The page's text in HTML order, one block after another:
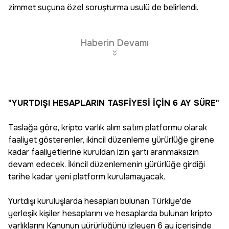
zimmet suçuna özel soruşturma usulü de belirlendi.
Haberin Devamı
"YURTDIŞI HESAPLARIN TASFİYESİ İÇİN 6 AY SÜRE"
Taslağa göre, kripto varlık alım satım platformu olarak
faaliyet gösterenler, ikincil düzenleme yürürlüğe girene
kadar faaliyetlerine kuruldan izin şartı aranmaksızın
devam edecek. İkincil düzenlemenin yürürlüğe girdiği
tarihe kadar yeni platform kurulamayacak.
Yurtdışı kuruluşlarda hesapları bulunan Türkiye'de
yerleşik kişiler hesaplarını ve hesaplarda bulunan kripto
varlıklarını Kanunun yürürlüğünü izleyen 6 ay içerisinde